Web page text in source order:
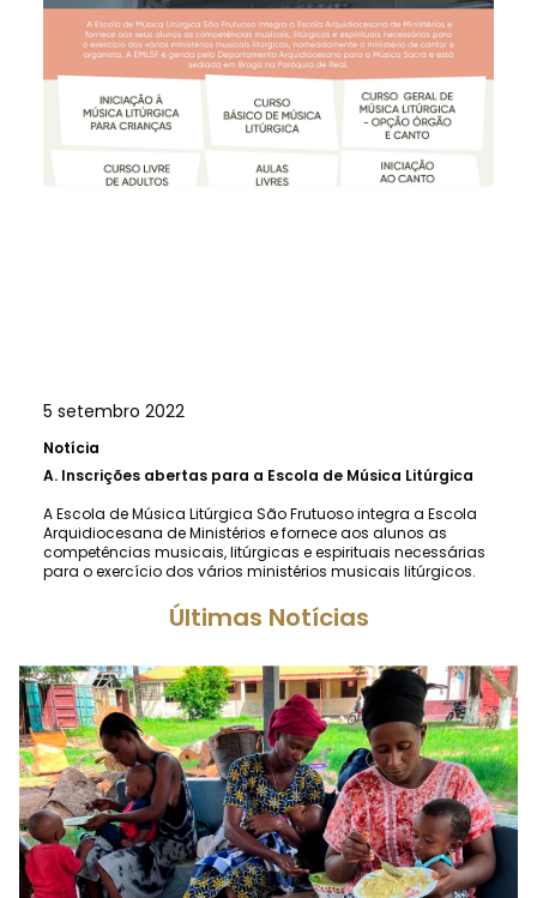
5 setembro 2022
Notícia
A. Inscrições abertas para a Escola de Música Litúrgica
A Escola de Música Litúrgica São Frutuoso integra a Escola
Arquidiocesana de Ministérios e fornece aos alunos as
competências musicais, litúrgicas e espirituais necessárias
para o exercício dos vários ministérios musicais litúrgicos.
Últimas Notícias